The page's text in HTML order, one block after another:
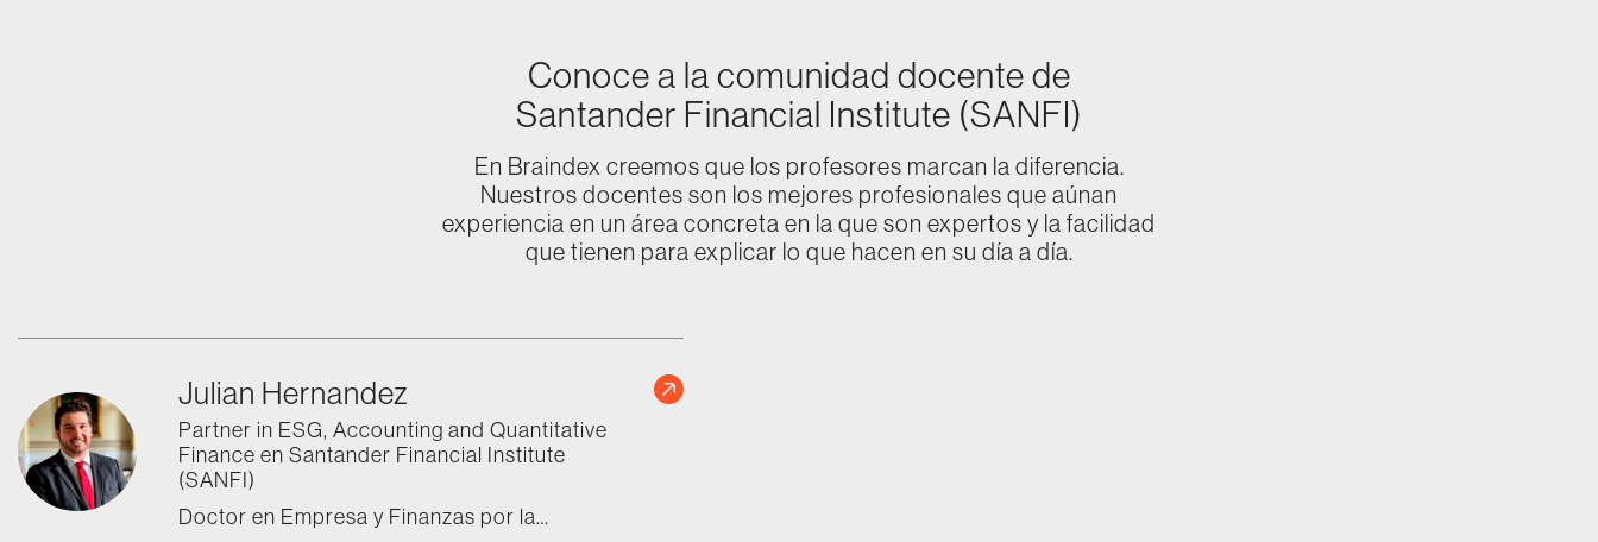
Conoce a la comunidad docente de
Santander Financial Institute (SANFI)
En Braindex creemos que los profesores marcan la diferencia.
Nuestros docentes son los mejores profesionales que aúnan
experiencia en un área concreta en la que son expertos y la facilidad
que tienen para explicar lo que hacen en su día a día.
Julian Hernandez
Partner in ESG, Accounting and Quantitative
Finance en Santander Financial Institute
(SANFI)
Doctor en Empresa y Finanzas por la